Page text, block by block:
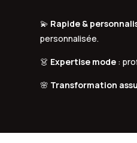
💫 Rapide &
personnalisée.
👗 Expertise mode :
🌸 Transformation